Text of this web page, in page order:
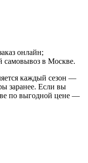
онлайн;
самовывоз в Москве.
каждый сезон —
заранее. Если вы
по выгодной цене —